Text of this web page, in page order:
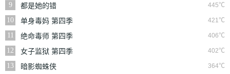
9
445℃
都是她的错
10
421℃
单身毒妈 第四季
11
406℃
绝命毒师 第四季
12
402℃
女子监狱 第四季
13
364℃
暗影蜘蛛侠